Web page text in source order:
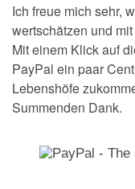
Ich freue mich sehr,
wertschätzen und
Mit einem Klick auf
PayPal ein paar
Lebenshöfe
Summenden Dank.